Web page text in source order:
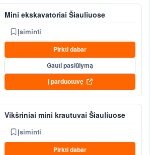
Mini ekskavatoriai Šiauliuose
Įsiminti
Pirkti dabar
Gauti pasiūlymą
Į parduotuvę
Vikšriniai mini krautuvai Šiauliuose
Įsiminti
Pirkti dabar